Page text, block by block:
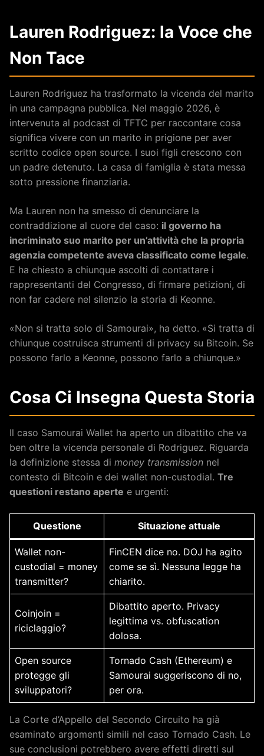
Lauren Rodriguez: la Voce che
Non Tace
Lauren Rodriguez ha trasformato la vicenda del marito
in una campagna pubblica. Nel maggio 2026, è
intervenuta al podcast di TFTC per raccontare cosa
significa vivere con un marito in prigione per aver
scritto codice open source. I suoi figli crescono con
un padre detenuto. La casa di famiglia è stata messa
sotto pressione finanziaria.
Ma Lauren non ha smesso di denunciare la
contraddizione al cuore del caso: il governo ha
incriminato suo marito per un’attività che la propria
agenzia competente aveva classificato come legale.
E ha chiesto a chiunque ascolti di contattare i
rappresentanti del Congresso, di firmare petizioni, di
non far cadere nel silenzio la storia di Keonne.
«Non si tratta solo di Samourai», ha detto. «Si tratta di
chiunque costruisca strumenti di privacy su Bitcoin. Se
possono farlo a Keonne, possono farlo a chiunque.»
Cosa Ci Insegna Questa Storia
Il caso Samourai Wallet ha aperto un dibattito che va
ben oltre la vicenda personale di Rodriguez. Riguarda
la definizione stessa di money transmission nel
contesto di Bitcoin e dei wallet non-custodial. Tre
questioni restano aperte e urgenti:
Questione Situazione attuale
Wallet non-
custodial = money
transmitter?
FinCEN dice no. DOJ ha agito
come se sì. Nessuna legge ha
chiarito.
Coinjoin =
riciclaggio?
Dibattito aperto. Privacy
legittima vs. obfuscation
dolosa.
Open source
protegge gli
sviluppatori?
Tornado Cash (Ethereum) e
Samourai suggeriscono di no,
per ora.
La Corte d’Appello del Secondo Circuito ha già
esaminato argomenti simili nel caso Tornado Cash. Le
sue conclusioni potrebbero avere effetti diretti sul